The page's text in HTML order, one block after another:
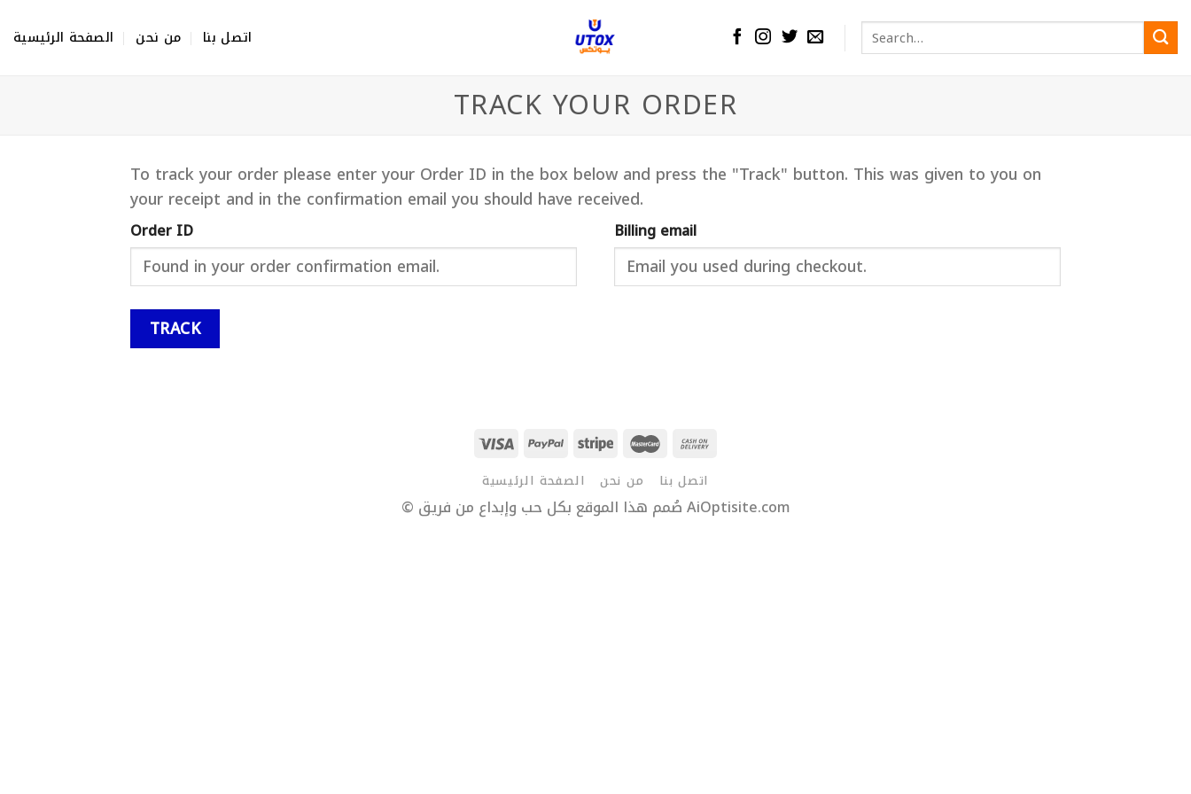
toالصفحة الرئيسية من نحن اتصل بنا
Search
for:
TRACK YOUR ORDER
To track your order please enter your Order ID in the box below and press the "Track" button. This was given to you on
your receipt and in the confirmation email you should have received.
Order ID Billing email
TRACK
الصفحة الرئيسية من نحن اتصل بنا
© صُمم هذا الموقع بكل حب وإبداع من فريق AiOptisite.com